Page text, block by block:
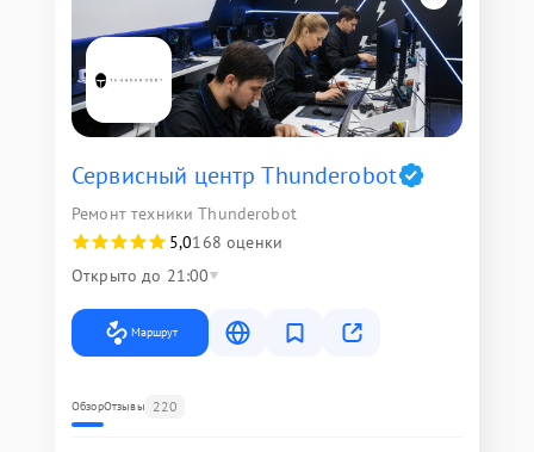
Сервисный центр Thunderobot
Ремонт техники Thunderobot
5,0168 оценки
Открыто до 21:00
Маршрут
ОбзорОтзывы 220